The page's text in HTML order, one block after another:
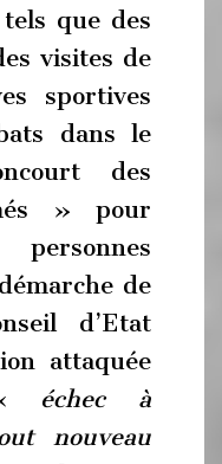
que des
visites de
sportives
dans le
des
» pour
de
d’Etat
attaquée
« échec à
nouveau